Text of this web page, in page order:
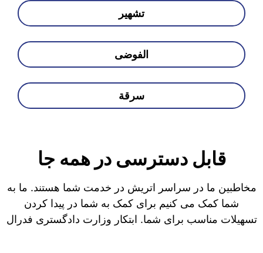
تشهير
الفوضى
سرقة
قابل دسترسی در همه جا
مخاطبین ما در سراسر اتریش در خدمت شما هستند. ما به
شما کمک می کنیم برای کمک به شما در پیدا کردن
تسهیلات مناسب برای شما. ابتکار وزارت دادگستری فدرال